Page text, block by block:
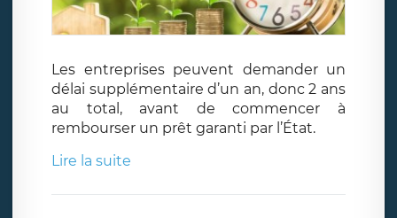
Les entreprises peuvent demander un
délai supplémentaire d’un an, donc 2 ans
au total, avant de commencer à
rembourser un prêt garanti par l’État.
Lire la suite